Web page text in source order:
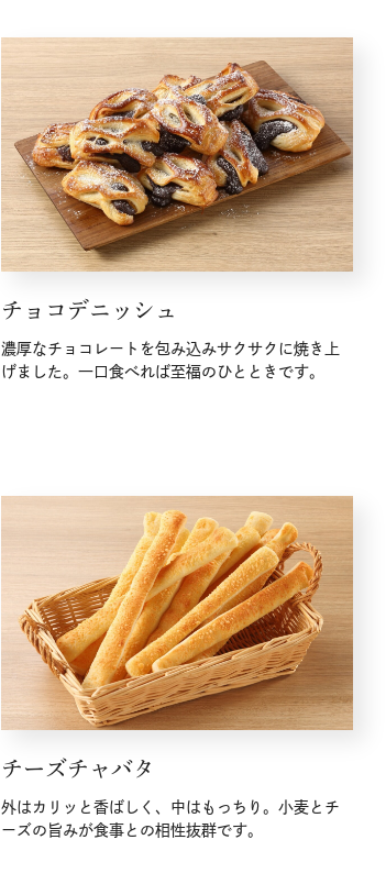
チョコデニッシュ
濃厚なチョコレートを包み込みサクサクに焼き上
げました。一口食べれば至福のひとときです。
チーズチャバタ
外はカリッと香ばしく、中はもっちり。小麦とチ
ーズの旨みが食事との相性抜群です。